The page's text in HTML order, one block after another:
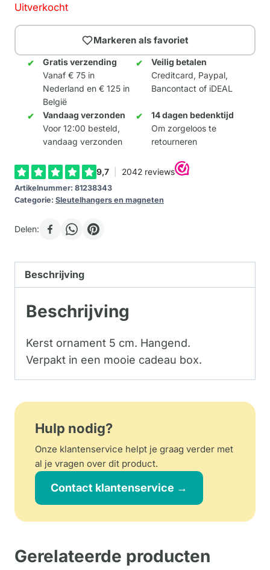
Uitverkocht
Markeren als favoriet
Gratis verzending
Vanaf € 75 in
Nederland en € 125 in
België
Veilig betalen
Creditcard, Paypal,
Bancontact of iDEAL
Vandaag verzonden
Voor 12:00 besteld,
vandaag verzonden
14 dagen bedenktijd
Om zorgeloos te
retourneren
Artikelnummer: 81238343
Categorie: Sleutelhangers en magneten
Delen:
Beschrijving
Beschrijving
Kerst ornament 5 cm. Hangend.
Verpakt in een mooie cadeau box.
Hulp nodig?
Onze klantenservice helpt je graag verder met
al je vragen over dit product.
Contact klantenservice →
Gerelateerde producten